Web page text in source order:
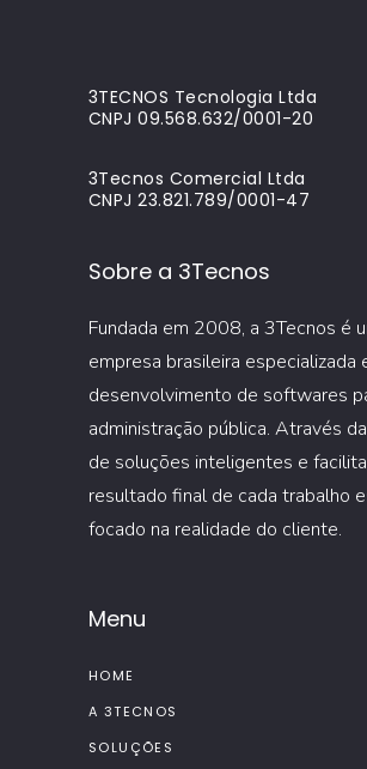
3TECNOS Tecnologia Ltda
CNPJ 09.568.632/0001-20
3Tecnos Comercial Ltda
CNPJ 23.821.789/0001-47
Sobre a 3Tecnos
Fundada em 2008, a 3Tecnos é
empresa brasileira especializada
desenvolvimento de softwares
administração pública. Através
de soluções inteligentes e
resultado final de cada trabalho
focado na realidade do cliente.
Menu
HOME
A 3TECNOS
SOLUÇÕES